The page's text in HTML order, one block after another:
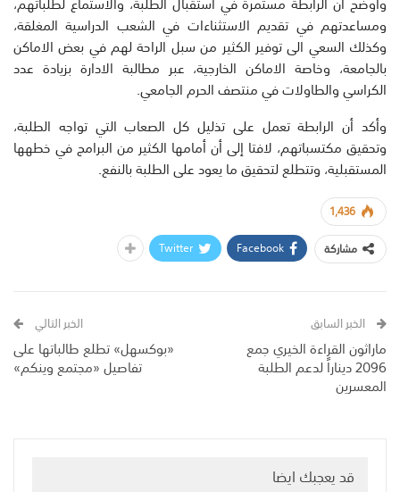
ومساعدتهم في تقديم الاستثناءات في الشعب الدراسية المغلقة،
وكذلك السعي الى توفير الكثير من سبل الراحة لهم في بعض الاماكن
بالجامعة، وخاصة الاماكن الخارجية، عبر مطالبة الادارة بزيادة عدد
الكراسي والطاولات في منتصف الحرم الجامعي.
وأكد أن الرابطة تعمل على تذليل كل الصعاب التي تواجه الطلبة،
وتحقيق مكتسباتهم، لافتا إلى أن أمامها الكثير من البرامج في خطهها
المستقبلية، وتتطلع لتحقيق ما يعود على الطلبة بالنفع.
1,436
مشاركة
Facebook
Twitter
الخبر السابق
ماراثون القراءة الخيري جمع
2096 ديناراً لدعم الطلبة
المعسرين
الخبر التالي
«بوكسهل» تطلع طالباتها على
تفاصيل «مجتمع وينكم»
قد يعجبك ايضا